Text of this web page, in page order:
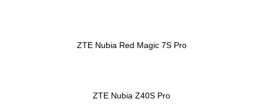
ZTE Nubia Red Magic 7S Pro
ZTE Nubia Z40S Pro